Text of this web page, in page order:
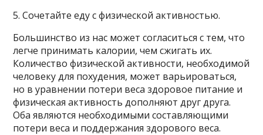
5. Сочетайте еду с физической активностью.
Большинство из нас может согласиться с тем, что
легче принимать калории, чем сжигать их.
Количество физической активности, необходимой
человеку для похудения, может варьироваться,
но в уравнении потери веса здоровое питание и
физическая активность дополняют друг друга.
Оба являются необходимыми составляющими
потери веса и поддержания здорового веса.